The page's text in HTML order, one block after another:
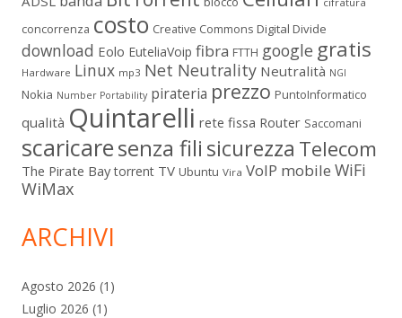
concorrenza costo Creative Commons Digital Divide
download Eolo EuteliaVoip fibra FTTH google gratis
Hardware Linux mp3 Net Neutrality Neutralità NGI
Nokia Number Portability pirateria prezzo PuntoInformatico
qualità Quintarelli rete fissa Router Saccomani
scaricaresenza fili sicurezza Telecom
The Pirate Bay torrent TV Ubuntu Vira VoIP mobile WiFi
WiMax
ARCHIVI
Agosto 2026 (1)
Luglio 2026 (1)